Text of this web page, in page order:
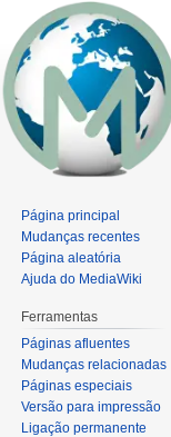
Página principal
Mudanças recentes
Página aleatória
Ajuda do MediaWiki
Ferramentas
Páginas afluentes
Mudanças relacionadas
Páginas especiais
Versão para impressão
Ligação permanente